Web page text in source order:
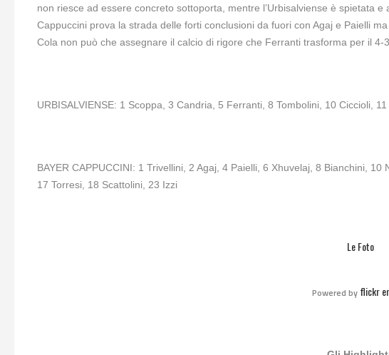
non riesce ad essere concreto sottoporta, mentre l’Urbisalviense è spietata
Cappuccini prova la strada delle forti conclusioni da fuori con Agaj e Paielli
Cola non può che assegnare il calcio di rigore che Ferranti trasforma per il 4-
URBISALVIENSE: 1 Scoppa, 3 Candria, 5 Ferranti, 8 Tombolini, 10 Ciccioli,
BAYER CAPPUCCINI: 1 Trivellini, 2 Agaj, 4 Paielli, 6 Xhuvelaj, 8 Bianchini,
17 Torresi, 18 Scattolini, 23 Izzi
Le Foto
Powered by flickr